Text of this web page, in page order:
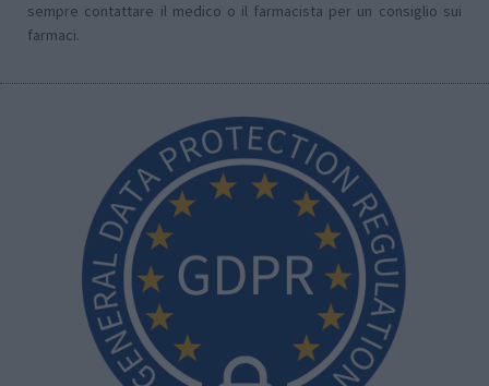
sempre contattare il medico o il farmacista per un consiglio sui
farmaci.